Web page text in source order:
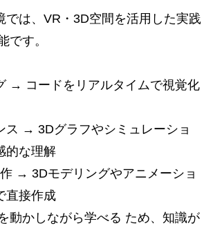
では、VR・3D空間を活用した実践
です。
→ コードをリアルタイムで視覚化
ス → 3Dグラフやシミュレーショ
的な理解
→ 3Dモデリングやアニメーショ
直接作成
動かしながら学べる ため、知識が